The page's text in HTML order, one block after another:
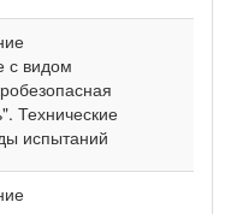
с видом
Технические
испытаний